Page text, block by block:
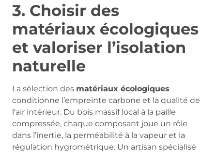
3. Choisir des
matériaux écologiques
et valoriser l’isolation
naturelle
La sélection des matériaux écologiques
conditionne l’empreinte carbone et la qualité de
l’air intérieur. Du bois massif local à la paille
compressée, chaque composant joue un rôle
dans l’inertie, la perméabilité à la vapeur et la
régulation hygrométrique. Un artisan spécialisé